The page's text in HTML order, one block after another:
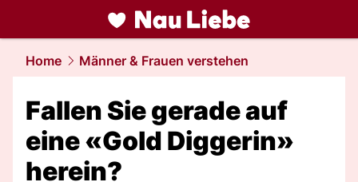
liebe.NAU.ch
Home Männer & Frauen verstehen
Fallen Sie gerade auf
eine «Gold Diggerin»
herein?